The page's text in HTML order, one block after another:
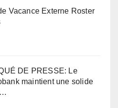
Vacance Externe Roster
DE PRESSE: Le
maintient une solide